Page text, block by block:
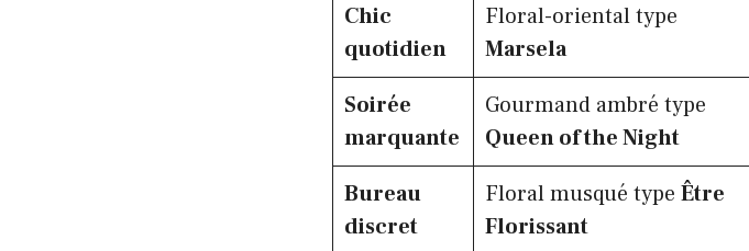
Chic
quotidien
Floral-oriental type
Marsela
Soirée
marquante
Gourmand ambré type
Queen of the Night
Bureau
discret
Floral musqué type Être
Florissant